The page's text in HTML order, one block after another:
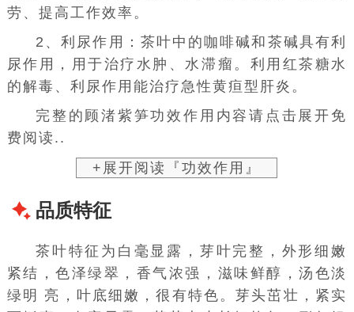
劳、提高工作效率。
2、利尿作用：茶叶中的咖啡碱和 茶碱具有利
尿作用，用于治疗水肿、水滞瘤。利用红茶糖水
的解毒、利尿作用能治疗急性黄疸型肝炎 。
完整的顾渚紫笋功效作用内容请点击展开免
费阅读..
+展开阅读『功效作用』
品质特征
茶叶特征为 白毫 显露，芽叶完整，外形细嫩
紧结，色泽绿翠，香气浓强，滋味鲜醇，汤色淡
绿明 亮，叶底细嫩，很有特色。芽头茁壮，紧实